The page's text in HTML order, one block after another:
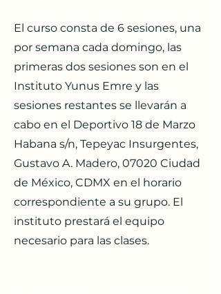
El curso consta de 6 sesiones, una
por semana cada domingo, las
primeras dos sesiones son en el
Instituto Yunus Emre y las
sesiones restantes se llevarán a
cabo en el Deportivo 18 de Marzo
Habana s/n, Tepeyac Insurgentes,
Gustavo A. Madero, 07020 Ciudad
de México, CDMX en el horario
correspondiente a su grupo. El
instituto prestará el equipo
necesario para las clases.